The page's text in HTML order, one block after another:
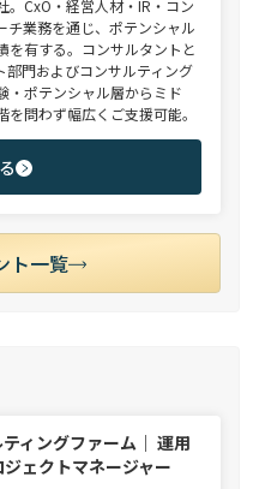
。CxO・経営人材・IR・コン
チ業務を通じ、ポテンシャル
を有する。コンサルタントと
部門およびコンサルティング
・ポテンシャル層からミド
問わず幅広くご支援可能。
ト一覧
ィングファーム｜ 運用
ェクトマネージャー